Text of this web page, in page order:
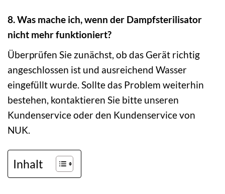
8. Was mache ich, wenn der Dampfsterilisator
nicht mehr funktioniert?
Überprüfen Sie zunächst, ob das Gerät richtig
angeschlossen ist und ausreichend Wasser
eingefüllt wurde. Sollte das Problem weiterhin
bestehen, kontaktieren Sie bitte unseren
Kundenservice oder den Kundenservice von
NUK.
Inhalt